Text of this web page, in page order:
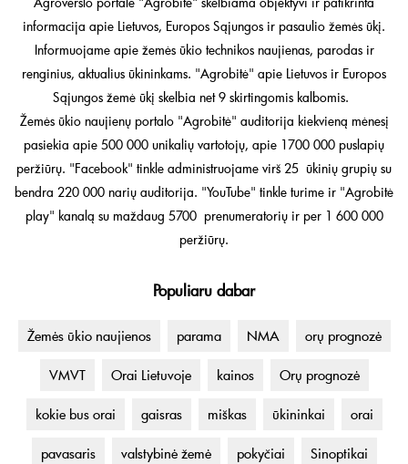
informacija apie Lietuvos, Europos Sąjungos ir pasaulio žemės ūkį.
Informuojame apie žemės ūkio technikos naujienas, parodas ir
renginius, aktualius ūkininkams. "Agrobitė" apie Lietuvos ir Europos
Sąjungos žemė ūkį skelbia net 9 skirtingomis kalbomis.
Žemės ūkio naujienų portalo "Agrobitė" auditorija kiekvieną mėnesį
pasiekia apie 500 000 unikalių vartotojų, apie 1700 000 puslapių
peržiūrų. "Facebook" tinkle administruojame virš 25 ūkinių grupių su
bendra 220 000 narių auditorija. "YouTube" tinkle turime ir "Agrobitė
play" kanalą su maždaug 5700 prenumeratorių ir per 1 600 000
peržiūrų.
Populiaru dabar
Žemės ūkio naujienos parama NMA orų prognozė
VMVT Orai Lietuvoje kainos Orų prognozė
kokie bus orai gaisras miškas ūkininkai orai
pavasaris valstybinė žemė pokyčiai Sinoptikai